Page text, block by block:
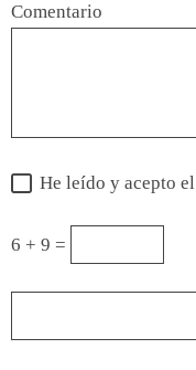
Comentario
He leído y acepto el
6 + 9 =